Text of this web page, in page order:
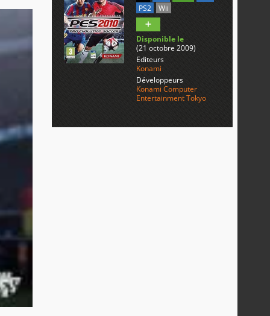
PS2
Wii
Disponible le
(21 octobre 2009)
Editeurs
Konami
Développeurs
Konami Computer
Entertainment Tokyo